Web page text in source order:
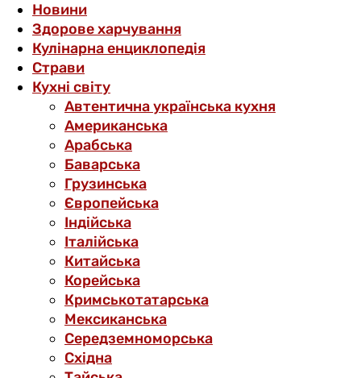
Новини
Здорове харчування
Кулінарна енциклопедія
Страви
Кухні світу
Автентична українська кухня
Американська
Арабська
Баварська
Грузинська
Європейська
Індійська
Італійська
Китайська
Корейська
Кримськотатарська
Мексиканська
Середземноморська
Східна